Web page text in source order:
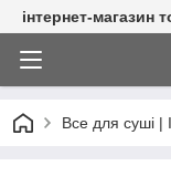
інтернет-магазин
Все для суші |